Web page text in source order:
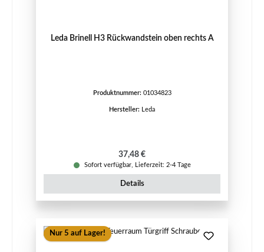
Leda Brinell H3 Rückwandstein oben rechts A
Produktnummer: 01034823
Hersteller: Leda
Regulärer Preis:
37,48 €
Sofort verfügbar, Lieferzeit: 2-4 Tage
Details
Nur 5 auf Lager!